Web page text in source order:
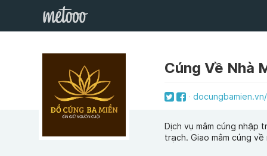
Cúng Về Nhà
Dịch vụ mâm cúng nhập
trạch. Giao mâm cúng